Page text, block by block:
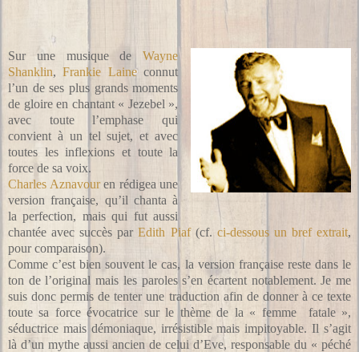
Sur une musique deWayne
Shanklin,Frankie Laineconnut
l’un de ses plus grands moments
de gloire en chantant « Jezebel »,
avec toute l’emphase qui
convient à un tel sujet, et avec
toutes les inflexions et toute la
force de sa voix.
Charles Aznavouren rédigea une
version française, qu’il chanta à
la perfection, mais qui fut aussi
chantée avec succès parEdith Piaf(cf. ci-dessous un bref extrait,
pour comparaison).
Comme c’est bien souvent le cas, la version française reste dans le
ton de l’original mais les paroles s’en écartent notablement. Je me
suis donc permis de tenter une traduction afin de donner à ce texte
toute sa force évocatrice sur le thème de la « femme fatale »,
séductrice mais démoniaque, irrésistible mais impitoyable. Il s’agit
là d’un mythe aussi ancien de celui d’Eve, responsable du « péché